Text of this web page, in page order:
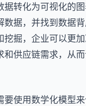
据转化为可视化的
数据，并找到数据
挖掘，企业可以更
供应链需求，从而
要使用数学化模型